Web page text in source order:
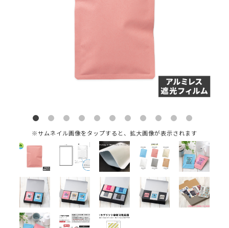
※サムネイル画像をタップすると、拡大画像が表示されます